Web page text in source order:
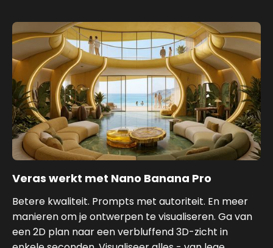
Veras werkt met Nano Banana Pro
Betere kwaliteit. Prompts met autoriteit. En meer
manieren om je ontwerpen te visualiseren. Ga van
een 2D plan naar een verbluffend 3D-zicht in